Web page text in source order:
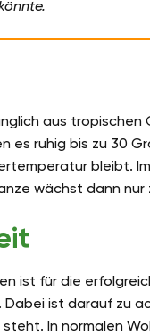
aus
es ruhig bis zu 30
bleibt.
wächst dann nur
ist für die
ist darauf zu
In normalen